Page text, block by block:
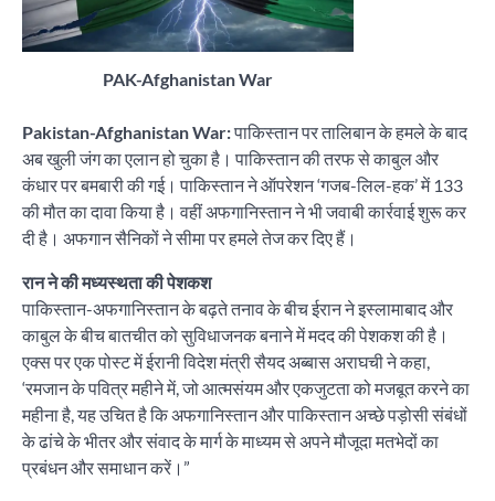
PAK-Afghanistan War
Pakistan-Afghanistan War:पाकिस्तान पर तालिबान के हमले के बाद
अब खुली जंग का एलान हो चुका है। पाकिस्तान की तरफ से काबुल और
कंधार पर बमबारी की गई। पाकिस्तान ने ऑपरेशन ‘गजब-लिल-हक’ में 133
की मौत का दावा किया है। वहीं अफगानिस्तान ने भी जवाबी कार्रवाई शुरू कर
दी है। अफगान सैनिकों ने सीमा पर हमले तेज कर दिए हैं।
रान ने की मध्यस्थता की पेशकश
पाकिस्तान-अफगानिस्तान के बढ़ते तनाव के बीच ईरान ने इस्लामाबाद और
काबुल के बीच बातचीत को सुविधाजनक बनाने में मदद की पेशकश की है।
एक्स पर एक पोस्ट में ईरानी विदेश मंत्री सैयद अब्बास अराघची ने कहा,
‘रमजान के पवित्र महीने में, जो आत्मसंयम और एकजुटता को मजबूत करने का
महीना है, यह उचित है कि अफगानिस्तान और पाकिस्तान अच्छे पड़ोसी संबंधों
के ढांचे के भीतर और संवाद के मार्ग के माध्यम से अपने मौजूदा मतभेदों का
प्रबंधन और समाधान करें।”